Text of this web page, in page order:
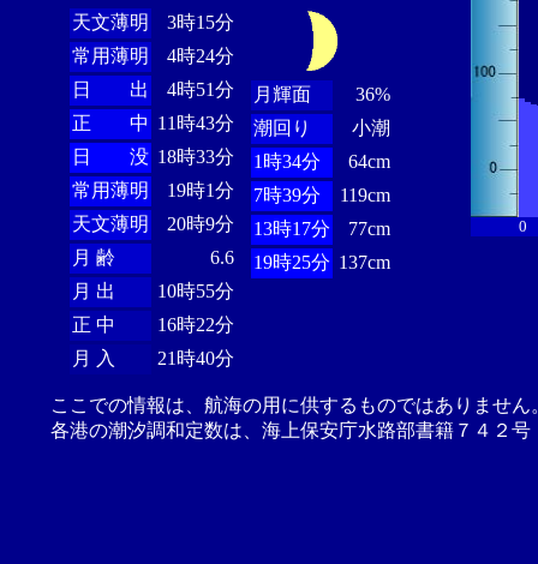
天文薄明
3時15分
常用薄明
4時24分
日 出
4時51分
正 中 11時43分
日 没 18時33分
常用薄明
19時1分
天文薄明
20時9分
月 齢
6.6
月 出
10時55分
正 中
16時22分
月 入
21時40分
月輝面
36%
潮回り
小潮
1時34分
64cm
7時39分
119cm
13時17分
77cm
19時25分 137cm
0
ここでの情報は、航海の用に供するものではありませ
各港の潮汐調和定数は、海上保安庁水路部書籍７４２